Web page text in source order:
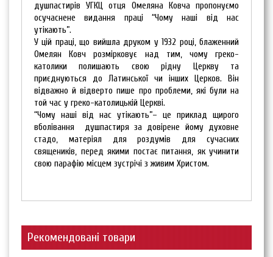
душпастирів УГКЦ отця Омеляна Ковча пропонуємо
осучаснене видання праці “Чому наші від нас
утікають”.
У цій праці, що вийшла друком у 1932 році, блаженний
Омелян Ковч розмірковує над тим, чому греко-
католики полишають свою рідну Церкву та
приєднуються до Латинської чи інших Церков. Він
відважно й відверто пише про проблеми, які були на
той час у греко-католицькій Церкві.
“Чому наші від нас утікають”– це приклад щирого
вболівання душпастиря за довірене йому духовне
стадо, матеріял для роздумів для сучасних
священиків, перед якими постає питання, як учинити
свою парафію місцем зустрічі з живим Христом.
Рекомендовані товари